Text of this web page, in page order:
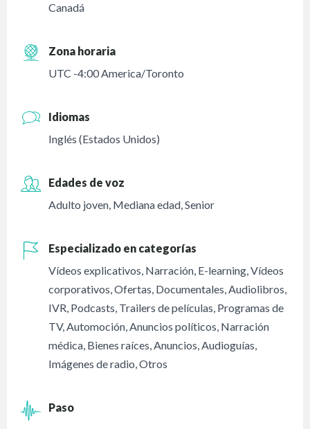
Canadá
Zona horaria
UTC -4:00 America/Toronto
Idiomas
Inglés (Estados Unidos)
Edades de voz
Adulto joven, Mediana edad,Senior
Especializado en categorías
Vídeos explicativos, Narración, E-learning,Vídeos
corporativos,Ofertas, Documentales,Audiolibros,
IVR, Podcasts, Trailers de películas, Programas de
TV,Automoción,Anuncios políticos, Narración
médica, Bienes raíces,Anuncios,Audioguías,
Imágenes de radio,Otros
Paso